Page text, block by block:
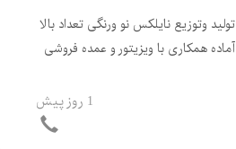
تولید وتوزیع نایلکس نو ورنگی تعداد بالا
آماده همکاری با ویزیتور و عمده فروشی
ارزش افزوده برای شرکت ها ونهادها و
1 روز پیش